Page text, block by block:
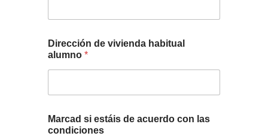
Dirección de vivienda habitual
alumno *
Marcad si estáis de acuerdo con las
condiciones